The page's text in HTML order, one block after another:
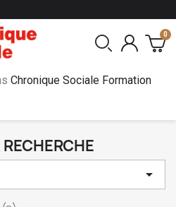
Chronique Sociale Formation
